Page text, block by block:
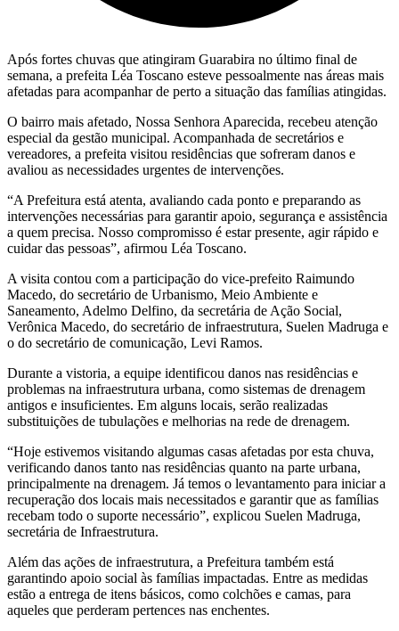
Após fortes chuvas que atingiram Guarabira no último final de
semana, a prefeita Léa Toscano esteve pessoalmente nas áreas mais
afetadas para acompanhar de perto a situação das famílias atingidas.
O bairro mais afetado, Nossa Senhora Aparecida, recebeu atenção
especial da gestão municipal. Acompanhada de secretários e
vereadores, a prefeita visitou residências que sofreram danos e
avaliou as necessidades urgentes de intervenções.
“A Prefeitura está atenta, avaliando cada ponto e preparando as
intervenções necessárias para garantir apoio, segurança e assistência
a quem precisa. Nosso compromisso é estar presente, agir rápido e
cuidar das pessoas”, afirmou Léa Toscano.
A visita contou com a participação do vice-prefeito Raimundo
Macedo, do secretário de Urbanismo, Meio Ambiente e
Saneamento, Adelmo Delfino, da secretária de Ação Social,
Verônica Macedo, do secretário de infraestrutura, Suelen Madruga e
o do secretário de comunicação, Levi Ramos.
Durante a vistoria, a equipe identificou danos nas residências e
problemas na infraestrutura urbana, como sistemas de drenagem
antigos e insuficientes. Em alguns locais, serão realizadas
substituições de tubulações e melhorias na rede de drenagem.
“Hoje estivemos visitando algumas casas afetadas por esta chuva,
verificando danos tanto nas residências quanto na parte urbana,
principalmente na drenagem. Já temos o levantamento para iniciar a
recuperação dos locais mais necessitados e garantir que as famílias
recebam todo o suporte necessário”, explicou Suelen Madruga,
secretária de Infraestrutura.
Além das ações de infraestrutura, a Prefeitura também está
garantindo apoio social às famílias impactadas. Entre as medidas
estão a entrega de itens básicos, como colchões e camas, para
aqueles que perderam pertences nas enchentes.